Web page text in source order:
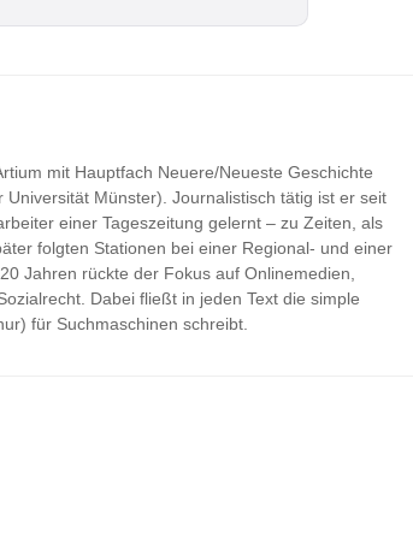
mit Hauptfach Neuere/Neueste Geschichte
Münster). Journalistisch tätig ist er seit
einer Tageszeitung gelernt – zu Zeiten, als
folgten Stationen bei einer Regional- und einer
Jahren rückte der Fokus auf Onlinemedien,
Dabei fließt in jeden Text die simple
für Suchmaschinen schreibt.